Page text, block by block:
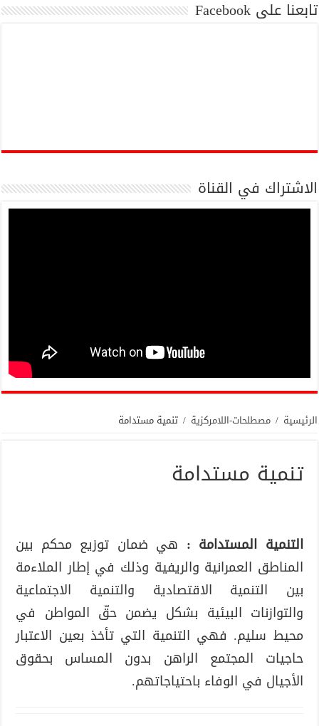
الرئيسية / مصطلحات-اللامركزية / تنمية مستدامة
تنمية مستدامة
التنمية المستدامة : هي ضمان توزيع محكم بين
المناطق العمرانية والريفية وذلك في إطار الملاءمة
بين التنمية الاقتصادية والتنمية الاجتماعية
والتوازنات البيئية بشكل يضمن حقّ المواطن في
محيط سليم. فهي التنمية التي تأخذ بعين الاعتبار
حاجيات المجتمع الراهن بدون المساس بحقوق
الأجيال في الوفاء باحتياجاتهم.
تابعنا على Facebook
الاشتراك في القناة